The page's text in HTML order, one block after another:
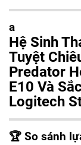
a
Hệ Sinh
Tuyệt
Predator
E10 Và
Logitech
🏆 So sánh